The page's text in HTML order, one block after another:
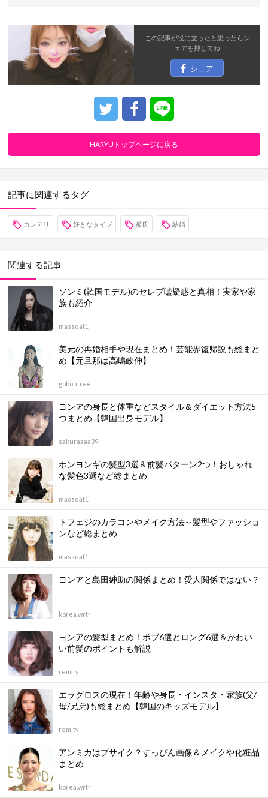
この記事が役に立ったと思ったら シ
ェアを押してね
シェア
HARYUトップページに戻る
記事に関連するタグ
カンテリ 好きなタイプ 彼氏 結婚
関連する記事
ソンミ(韓国モデル)のセレブ嘘疑惑と真相！実家や家
族も紹介
massqat1
美元の再婚相手や現在まとめ！芸能界復帰説も総まと
め【元旦那は高嶋政伸】
goboutree
ヨンアの身長と体重などスタイル＆ダイエット方法5
つまとめ【韓国出身モデル】
sakuraaaa39
ホンヨンギの髪型3選＆前髪パターン2つ！おしゃれ
な髪色3選など総まとめ
massqat1
トフェジのカラコンやメイク方法～髪型やファッショ
ンなど総まとめ
massqat1
ヨンアと島田紳助の関係まとめ！愛人関係ではない？
korea.wrtr
ヨンアの髪型まとめ！ボブ6選とロング6選＆かわい
い前髪のポイントも解説
remity
エラグロスの現在！年齢や身長・インスタ・家族(父/
母/兄弟)も総まとめ【韓国のキッズモデル】
remity
アンミカはブサイク？すっぴん画像＆メイクや化粧品
まとめ
korea.wrtr